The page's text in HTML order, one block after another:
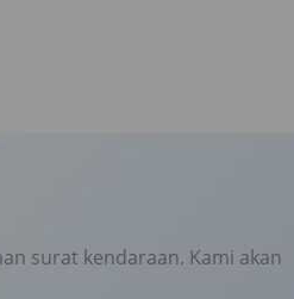
surat kendaraan. Kami akan